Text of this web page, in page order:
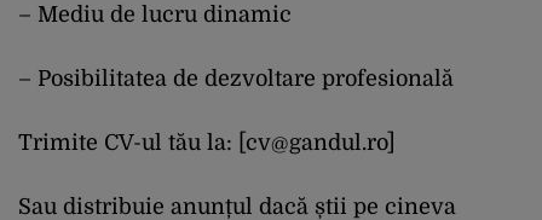
– Mediu de lucru dinamic
– Posibilitatea de dezvoltare profesională
Trimite CV-ul tău la: [ cv@gandul.ro]
Sau distribuie anunțul dacă știi pe cineva